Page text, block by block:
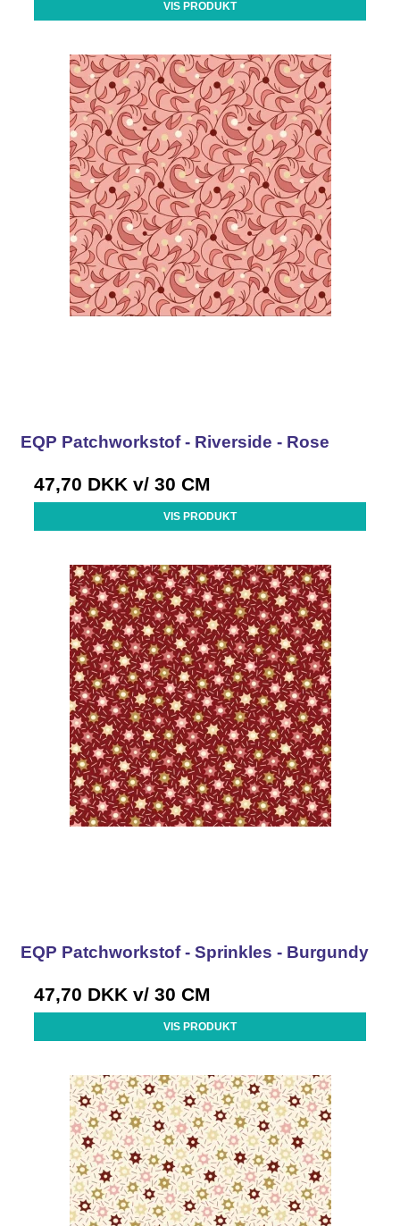
VIS PRODUKT
EQP Patchworkstof - Riverside - Rose
47,70 DKK v/ 30 CM
VIS PRODUKT
EQP Patchworkstof - Sprinkles - Burgundy
47,70 DKK v/ 30 CM
VIS PRODUKT